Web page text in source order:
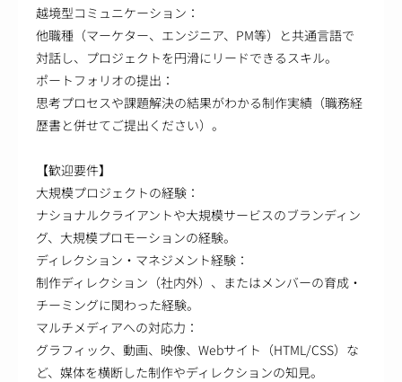
越境型コミュニケーション：
他職種（マーケター、エンジニア、PM等）と共通言語で
対話し、プロジェクトを円滑にリードできるスキル。
ポートフォリオの提出：
思考プロセスや課題解決の結果がわかる制作実績（職務経
歴書と併せてご提出ください）。
【歓迎要件】
大規模プロジェクトの経験：
ナショナルクライアントや大規模サービスのブランディン
グ、大規模プロモーションの経験。
ディレクション・マネジメント経験：
制作ディレクション（社内外）、またはメンバーの育成・
チーミングに関わった経験。
マルチメディアへの対応力：
グラフィック、動画、映像、Webサイト（HTML/CSS）な
ど、媒体を横断した制作やディレクションの知見。